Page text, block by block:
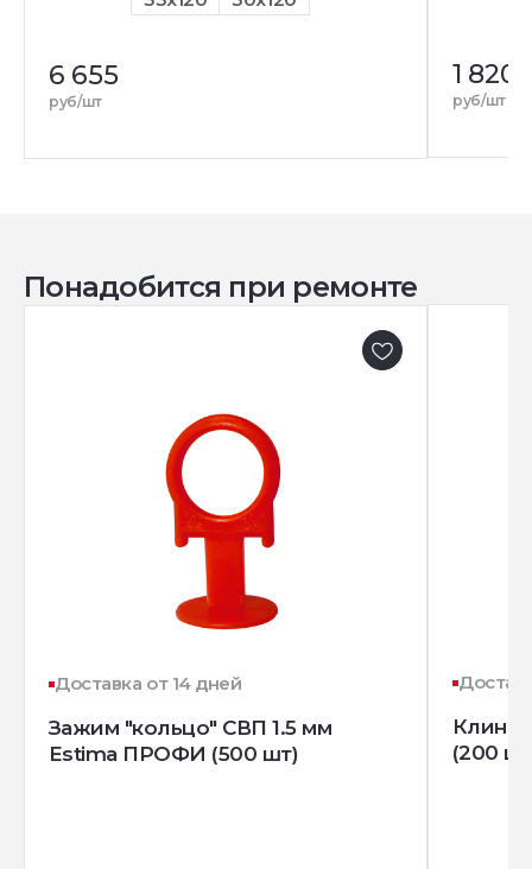
6 655
руб/шт
1 820
руб/шт
Понадобится при ремонте
Доставка от 14 дней
Зажим "кольцо" СВП 1.5 мм
Estima ПРОФИ (500 шт)
Клин
(200